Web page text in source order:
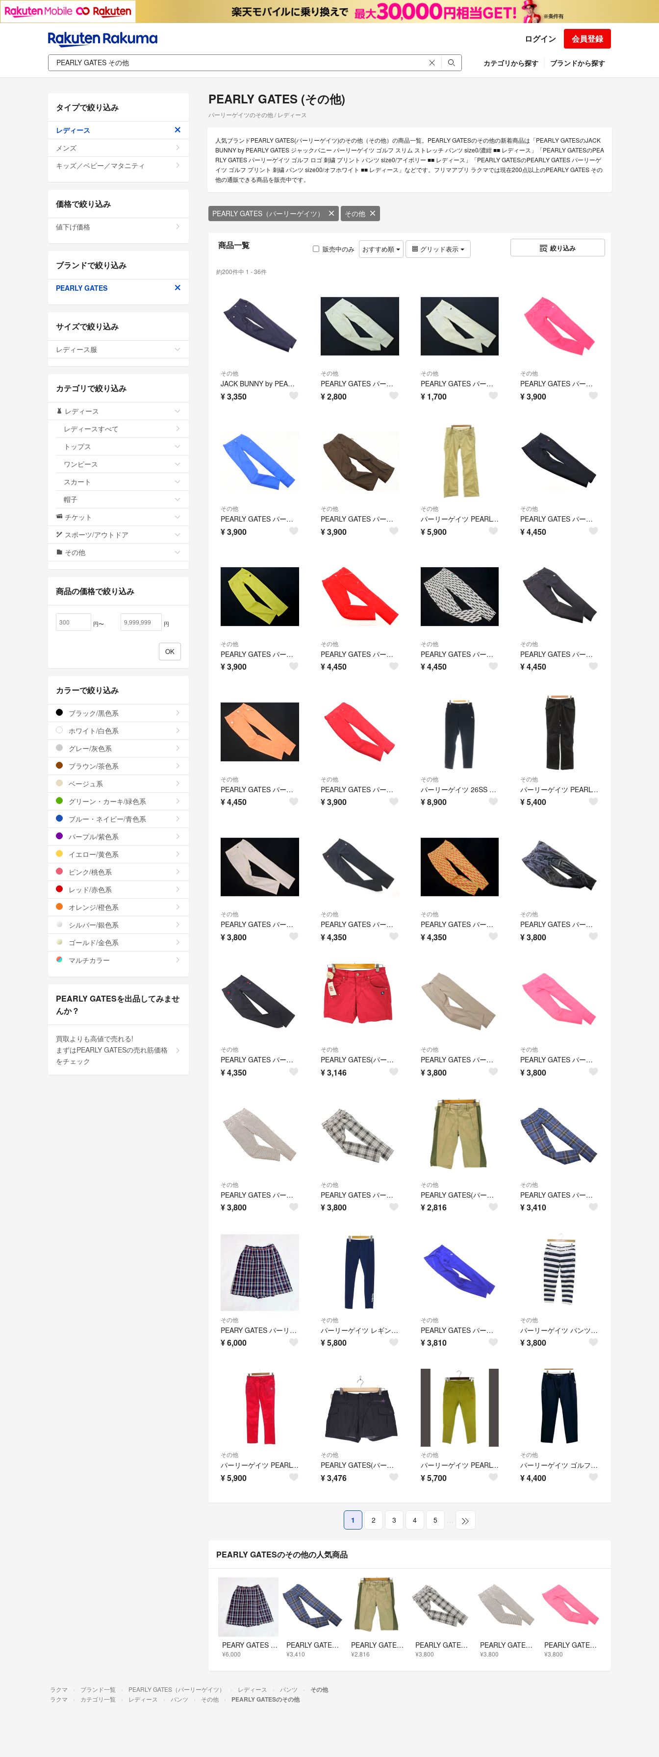
ログイン 会員登録
カテゴリから探す ブランドから探す
PEARLY GATES (その他)
パーリーゲイツのその他 / レディース
人気ブランドPEARLY GATES(パーリーゲイツ)のその他（その他）の商品一覧。PEARLY GATESのその他の新着商品は「PEARLY GATESのJACK
BUNNY by PEARLY GATES ジャックバニー パーリーゲイツ ゴルフ スリム ストレッチ パンツ size0/濃紺 ■■ レディース」「PEARLY GATESのPEA
RLY GATES パーリーゲイツ ゴルフ ロゴ 刺繍 プリント パンツ size0/アイボリー ■■ レディース」「PEARLY GATESのPEARLY GATES パーリーゲ
イツ ゴルフ プリント 刺繍 パンツ size00/オフホワイト ■■ レディース」などです。フリマアプリ ラクマでは現在200点以上のPEARLY GATES その
他の通販できる商品を販売中です。
PEARLY GATES（パーリーゲイツ） その他
商品一覧 販売中のみ おすすめ順 グリッド表示 絞り込み
約200件中 1 - 36件
その他
JACK BUNNY by PEARLY GATES ジャックバニー パーリーゲイツ ゴルフ スリム ストレッチ パンツ size0/濃紺 ■■ レディース
¥3,350
その他
PEARLY GATES パーリーゲイツ ゴルフ ロゴ 刺繍 プリント パンツ size0/アイボリー ■■ レディース
¥2,800
その他
PEARLY GATES パーリーゲイツ ゴルフ プリント 刺繍 パンツ size00/オフホワイト ■■ レディース
¥ 1,700
その他
PEARLY GATES パーリーゲイツ ゴルフ ロゴ 刺繍 ストレッチ パンツ size0/ピンク ■■ レディース
¥3,900
その他
PEARLY GATES パーリーゲイツ ゴルフ ロゴ 刺繍 ストレッチ パンツ size0/青 ■■ レディース
¥3,900
その他
PEARLY GATES パーリーゲイツ ゴルフ 膝立体 パンツ size0/茶 ◇■ レディース
¥3,900
その他
パーリーゲイツ PEARLY GATES ストレートパンツ シルク混 2
¥5,900
その他
PEARLY GATES パーリーゲイツ ゴルフ プリント 刺繍 バックベルト ストレッチ パンツ size1/紺 ■■ レディース
¥4,450
その他
PEARLY GATES パーリーゲイツ 25th アニバーサリー 刺繍 プリント ゴルフ ストレッチ パンツ size00/黄 ■■ レディース
¥3,900
その他
PEARLY GATES パーリーゲイツ ゴルフ ロゴ 刺繍 パンツ size0/赤 ◇■ レディース
¥4,450
その他
PEARLY GATES パーリーゲイツ ゴルフ プリント イナズマ 総柄 ジョガー パンツ size0/白 ■■ レディース
¥4,450
その他
PEARLY GATES パーリーゲイツ ゴルフ ロゴ 星 刺繍 パンツ size0/濃紺 ■■ レディース
¥4,450
その他
PEARLY GATES パーリーゲイツ ゴルフ ロゴ プリント ギンガムチェック パンツ size0/白ｘオレンジ ■◇ レディース
¥4,450
その他
PEARLY GATES パーリーゲイツ ゴルフ ロゴ プリント 刺繍 パンツ size0/赤 ■■ レディース
¥3,900
その他
パーリーゲイツ 26SS Peスライバーニットパンツ ゴルフウェア 0
¥8,900
その他
パーリーゲイツ PEARLY GATES 美品 イージーパンツ 0 黒 ブラック
¥5,400
その他
PEARLY GATES パーリーゲイツ ゴルフ ロゴ 刺繍 ストレート パンツ size0/白 ■■ レディース
¥3,800
その他
PEARLY GATES パーリーゲイツ ゴルフ ロゴ 刺繍 テーパード パンツ size1/紺 ■■ レディース
¥4,350
その他
PEARLY GATES パーリーゲイツ ゴルフ ロゴ 刺繍 イナズマ 総柄 ジョガー パンツ size1/ベージュ ■■ レディース
¥4,350
その他
PEARLY GATES パーリーゲイツ ゴルフ ベロア タック パンツ size0/濃紺 ◇■ レディース
¥3,800
その他
PEARLY GATES パーリーゲイツ ロゴ 刺繍 プリント パンツ size0/黒 ◇■ レディース
¥4,350
その他
PEARLY GATES(パーリーゲイツ) ロゴ刺繍 ショートパンツ レディース
¥3,146
その他
PEARLY GATES パーリーゲイツ ゴルフ ウール混 千鳥柄 スラックス パンツ size1/黒ｘベージュ ◇■ レディース
¥3,800
その他
PEARLY GATES パーリーゲイツ ゴルフ ロゴ 刺繍 プリント ストレッチ パンツ size1/ピンク ■■ レディース
¥3,800
その他
PEARLY GATES パーリーゲイツ ゴルフ 総柄 パンツ size00/ライトグレーｘ黒 ◇■ レディース
¥3,800
その他
PEARLY GATES パーリーゲイツ ゴルフ チェック ストレッチ パンツ size0/白ｘ黒 ■■ レディース
¥3,800
その他
PEARLY GATES(パーリーゲイツ) サイドラインハーフパンツ レディース
¥2,816
その他
PEARLY GATES パーリーゲイツ GOLF チェック ロゴ刺繍 テーパード パンツ size0/青 ■■ レディース
¥3,410
その他
PEARY GATES パーリーゲイツ チェック スカート パンツ キュロット
¥6,000
その他
パーリーゲイツ レギンス ロングスパッツ ボトムス ゴルフウエア レディース FRサイズ ブルー PEARLY GATES
¥5,800
その他
PEARLY GATES パーリーゲイツ ゴルフ ストレッチ パンツ size0/青 ◇■ レディース
¥3,810
その他
パーリーゲイツ パンツ ボトムス ボーダー柄 ストレッチ ゴルフウエア レディース 1サイズ マルチカラー PEARLY GATES
¥3,800
その他
パーリーゲイツ PEARLY GATES 美品 パンツ ドロップフレア 00
¥5,900
その他
PEARLY GATES(パーリーゲイツ) Y2K カーゴショートパンツ パンツ
¥3,476
その他
パーリーゲイツ PEARLY GATES パンツ ロング ゴルフ イエロー 00
¥5,700
その他
パーリーゲイツ ゴルフパンツ ストレッチ ロング ロゴ 2 紺 ネイビー
¥4,400
1 2 3 4 5 …
PEARLY GATESのその他の人気商品
PEARY GATES パーリーゲイツ チェック スカート パンツ キュロット
¥6,000
PEARLY GATES パーリーゲイツ GOLF チェック ロゴ刺繍 テーパード パンツ size0/青 ■■ レディース
¥3,410
PEARLY GATES(パーリーゲイツ) サイドラインハーフパンツ レディース
¥2,816
PEARLY GATES パーリーゲイツ ゴルフ チェック ストレッチ パンツ size0/白ｘ黒 ■■ レディース
¥3,800
PEARLY GATES パーリーゲイツ ゴルフ 総柄 パンツ size00/ライトグレーｘ黒 ◇■ レディース
¥3,800
PEARLY GATES パーリーゲイツ ゴルフ ロゴ 刺繍 プリント ストレッチ パンツ size1/ピンク ■■ レディース
¥3,800
タイプで絞り込み
レディース
メンズ
キッズ／ベビー／マタニティ
価格で絞り込み
値下げ価格
ブランドで絞り込み
PEARLY GATES
サイズで絞り込み
レディース服
カテゴリで絞り込み
レディース
レディースすべて
トップス
ワンピース
スカート
帽子
チケット
スポーツ/アウトドア
その他
商品の価格で絞り込み
円〜 円
カラーで絞り込み
ブラック/黒色系
ホワイト/白色系
グレー/灰色系
ブラウン/茶色系
ベージュ系
グリーン・カーキ/緑色系
ブルー・ネイビー/青色系
パープル/紫色系
イエロー/黄色系
ピンク/桃色系
レッド/赤色系
オレンジ/橙色系
シルバー/銀色系
ゴールド/金色系
マルチカラー
PEARLY GATESを出品してみませ
んか？
買取よりも高値で売れる!
まずはPEARLY GATESの売れ筋価格
をチェック
ラクマ ブランド一覧 PEARLY GATES（パーリーゲイツ） レディース パンツ その他
ラクマ カテゴリ一覧 レディース パンツ その他 PEARLY GATESのその他